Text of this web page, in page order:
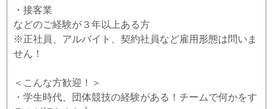
・接客業
などのご経験が３年以上ある方
※正社員、アルバイト、契約社員など雇用形態は問いま
せん！
＜こんな方歓迎！＞
・学生時代、団体競技の経験がある！チームで何かをす